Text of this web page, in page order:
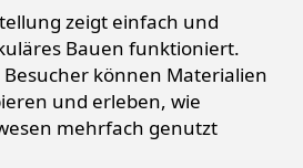
zeigt einfach und
Bauen funktioniert.
können Materialien
und erleben, wie
mehrfach genutzt